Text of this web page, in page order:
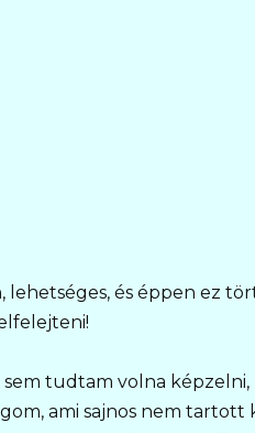
lehetséges, és éppen ez
tudtam volna
ami sajnos nem tartott